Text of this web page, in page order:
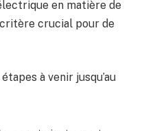
en matière de
crucial pour de
à venir jusqu’au